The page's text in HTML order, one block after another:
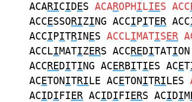
ACARICIDES ACAROPHILIES ACC
ACCESSORIZING ACCIPITER ACC
ACCIPITRINES ACCLIMATISER
ACCLIMATIZERS ACCREDITATI
ACCREDITING ACERBITIES ACET
ACETONITRILE ACETONITRILES
ACIDIFIER ACIDIFIERS ACIDIM